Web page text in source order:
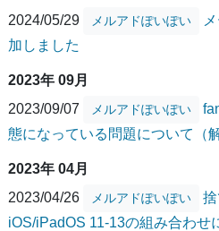
2024/05/29
メルアドぽいぽい
加しました
2023年 09月
2023/09/07
メルアドぽいぽい
態になっている問題について（
2023年 04月
2023/04/26
メルアドぽいぽい
iOS/iPadOS 11-13の組み合わせ